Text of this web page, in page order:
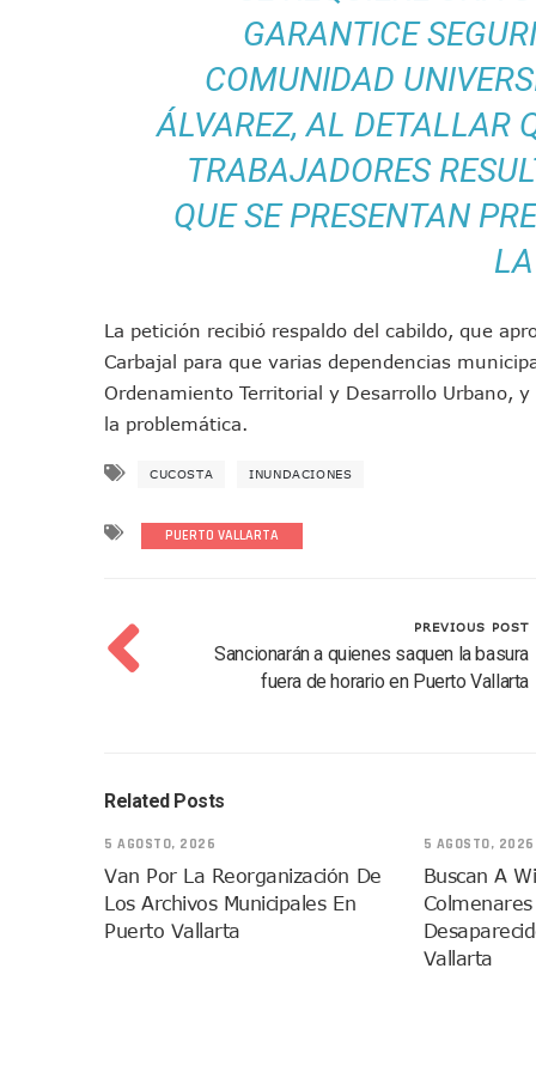
Bruno Blancas Convoca A
Videos De Presunto
Playa Las Cocinas: Retiran
Dr. Álvarez Zayas Dirige
Por Desaparición Forzada,
“El Mayo” Zambada Es
Orgullo Vallartense:
Vecinos De Vallarta 500
Pelea De Extranjera
Joven Esgrimista De
Retiran 10 Toneladas De
Arranca Copa México De
Munguía Analiza Pedir 100
Tráfico Aéreo Cae En
SAT Lleva Su Oficina Móvil
Mediante Asambleas
GARANTICE
COMUNIDAD
ÁLVAREZ, AL DETALLAR
TRABAJADORES
QUE SE PRESENTAN
La petición recibió respaldo del cabildo, que
Carbajal para que varias dependencias
Ordenamiento Territorial y Desarrollo Urbano,
la problemática.
CUCOSTA INUNDACIONES
PUERTO VALLARTA
PREVIOUS POST
Sancionarán a quienes saquen la basura
fuera de horario en Puerto Vallarta
Related Posts
5 AGOSTO, 2026
Van Por La Reorganización De
Los Archivos Municipales En
Puerto Vallarta
5 AGOSTO, 2026
Buscan A
Vallarta